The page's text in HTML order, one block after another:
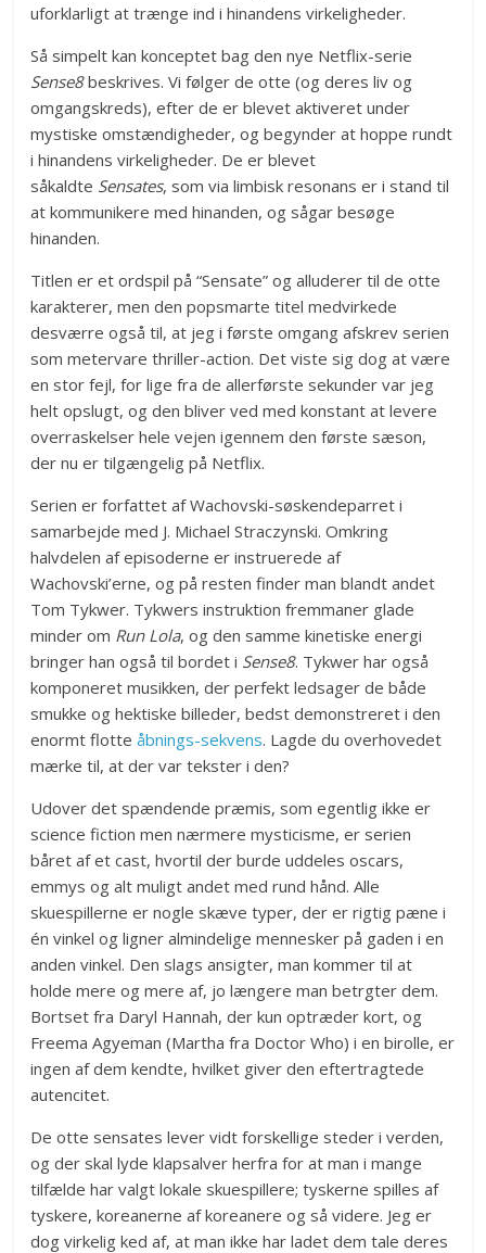
uforklarligt at trænge ind i hinandens virkeligheder.
Så simpelt kan konceptet bag den nye Netflix-serie
Sense8beskrives. Vi følger de otte (og deres liv og
omgangskreds), efter de er blevet aktiveret under
mystiske omstændigheder, og begynder at hoppe rundt
i hinandens virkeligheder. De er blevet
såkaldte Sensates, som via limbisk resonans er i stand til
at kommunikere med hinanden, og sågar besøge
hinanden.
Titlen er et ordspil på “Sensate” og alluderer til de otte
karakterer, men den popsmarte titel medvirkede
desværre også til, at jeg i første omgang afskrev serien
som metervare thriller-action. Det viste sig dog at være
en stor fejl, for lige fra de allerførste sekunder var jeg
helt opslugt, og den bliver ved med konstant at levere
overraskelser hele vejen igennem den første sæson,
der nu er tilgængelig på Netflix.
Serien er forfattet af Wachovski-søskendeparret i
samarbejde med J. Michael Straczynski. Omkring
halvdelen af episoderne er instruerede af
Wachovski’erne, og på resten finder man blandt andet
Tom Tykwer. Tykwers instruktion fremmaner glade
minder om Run Lola, og den samme kinetiske energi
bringer han også til bordet i Sense8. Tykwer har også
komponeret musikken, der perfekt ledsager de både
smukke og hektiske billeder, bedst demonstreret i den
enormt flotteåbnings-sekvens. Lagde du overhovedet
mærke til, at der var tekster i den?
Udover det spændende præmis, som egentlig ikke er
science fiction men nærmere mysticisme, er serien
båret af et cast, hvortil der burde uddeles oscars,
emmys og alt muligt andet med rund hånd. Alle
skuespillerne er nogle skæve typer, der er rigtig pæne i
én vinkel og ligner almindelige mennesker på gaden i en
anden vinkel. Den slags ansigter, man kommer til at
holde mere og mere af, jo længere man betrgter dem.
Bortset fra Daryl Hannah, der kun optræder kort, og
Freema Agyeman (Martha fra Doctor Who) i en birolle, er
ingen af dem kendte, hvilket giver den eftertragtede
autencitet.
De otte sensates lever vidt forskellige steder i verden,
og der skal lyde klapsalver herfra for at man i mange
tilfælde har valgt lokale skuespillere; tyskerne spilles af
tyskere, koreanerne af koreanere og så videre. Jeg er
dog virkelig ked af, at man ikke har ladet dem tale deres